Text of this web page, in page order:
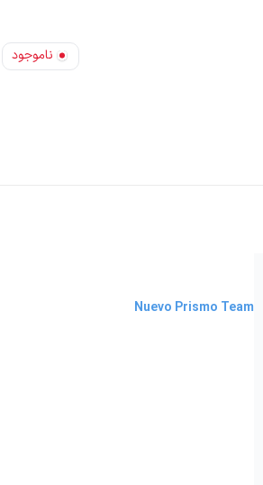
ناموجود
Nuevo Prismo Team